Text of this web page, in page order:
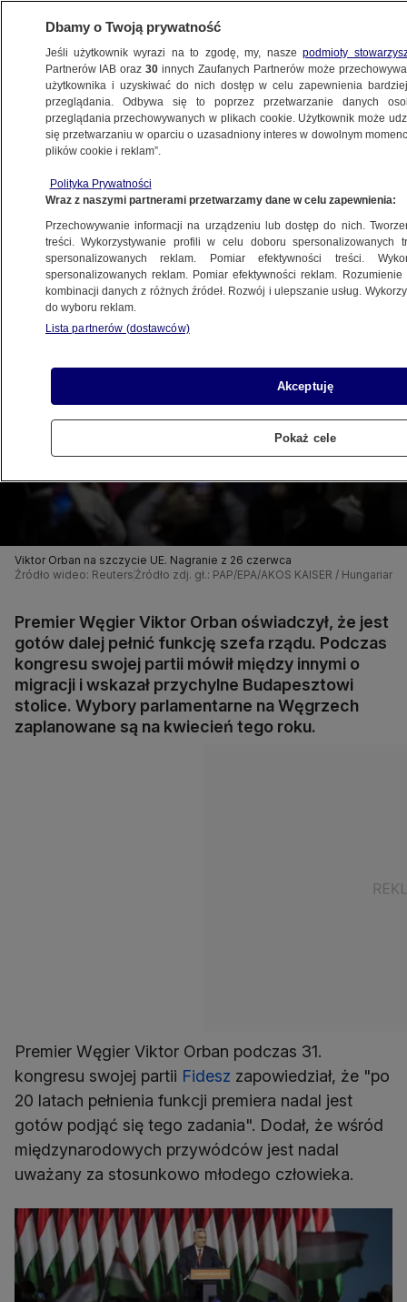
ŚWIAT
na eksperymentatorów"
11.01.2026, 06:38
Posłuchaj artykułu
Czyta lektor AI
Viktor Orban na szczycie UE. Nagranie z 26 czerwca
Źródło wideo: Reuters Źródło zdj. gł.: PAP/EPA/AKOS KAISER /
Premier Węgier Viktor Orban oświadczył, że jest
gotów dalej pełnić funkcję szefa rządu. Podczas
kongresu swojej partii mówił między innymi o
migracji i wskazał przychylne Budapesztowi
stolice. Wybory parlamentarne na Węgrzech
zaplanowane są na kwiecień tego roku.
Premier Węgier Viktor Orban podczas 31.
kongresu swojej partii Fidesz zapowiedział, że "po
20 latach pełnienia funkcji premiera nadal jest
gotów podjąć się tego zadania". Dodał, że wśród
międzynarodowych przywódców jest nadal
uważany za stosunkowo młodego człowieka.
Dbamy o Twoją prywatność
Jeśli użytkownik wyrazi na to zgodę, my, naszepodmioty
Partnerów IAB oraz30 innych Zaufanych Partnerów może
użytkownika i uzyskiwać do nich dostęp w celu zapewnienia
przeglądania. Odbywa się to poprzez przetwarzanie danych
przeglądania przechowywanych w plikach cookie. Użytkownik może
się przetwarzaniu w oparciu o uzasadniony interes w dowolnym
plików cookie i reklam”.
Polityka Prywatności
Wraz z naszymi partnerami przetwarzamy dane w celu zapewnienia:
Przechowywanie informacji na urządzeniu lub dostęp do nich.
treści. Wykorzystywanie profili w celu doboru spersonalizowanych
spersonalizowanych reklam. Pomiar efektywności treści.
spersonalizowanych reklam. Pomiar efektywności reklam.
kombinacji danych z różnych źródeł. Rozwój i ulepszanie usług.
do wyboru reklam.
Lista partnerów (dostawców)
Akceptuję
Pokaż cele